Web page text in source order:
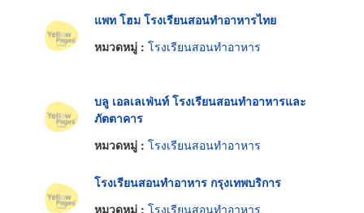
แพท โฮม โรงเรียนสอนทำอาหารไทย
หมวดหมู่ : โรงเรียนสอนทำอาหาร
บลู เอลเลเฟ่นท์ โรงเรียนสอนทำอาหารและ
ภัตตาคาร
หมวดหมู่ : โรงเรียนสอนทำอาหาร
โรงเรียนสอนทำอาหาร กรุงเทพบริการ
หมวดหมู่ : โรงเรียนสอนทำอาหาร